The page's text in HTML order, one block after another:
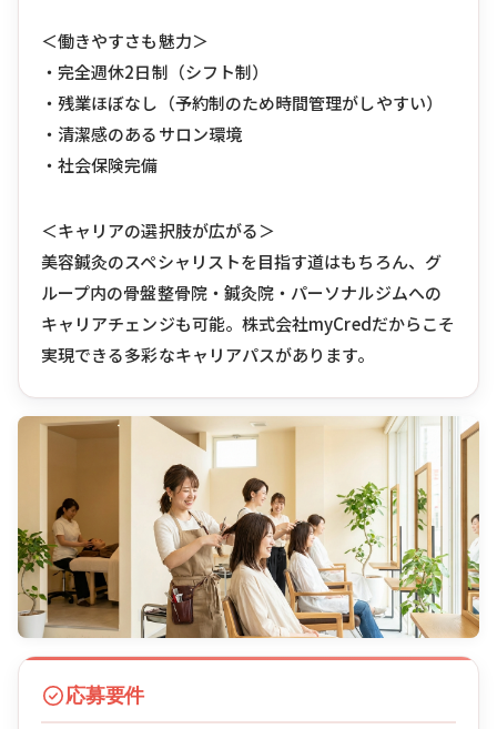
＜働きやすさも魅力＞
・完全週休2日制（シフト制）
・残業ほぼなし（予約制のため時間管理がしやすい）
・清潔感のあるサロン環境
・社会保険完備
＜キャリアの選択肢が広がる＞
美容鍼灸のスペシャリストを目指す道はもちろん、グ
ループ内の骨盤整骨院・鍼灸院・パーソナルジムへの
キャリアチェンジも可能。株式会社myCredだからこそ
実現できる多彩なキャリアパスがあります。
応募要件